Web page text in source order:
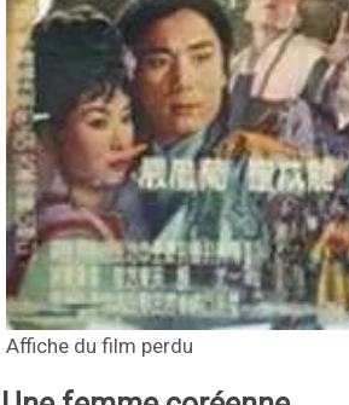
Affiche du film perdu